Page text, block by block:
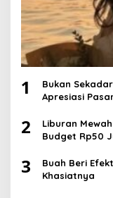
1
Bukan
Apresiasi
2
Liburan
Budget Rp50
3
Buah Beri
Khasiatnya